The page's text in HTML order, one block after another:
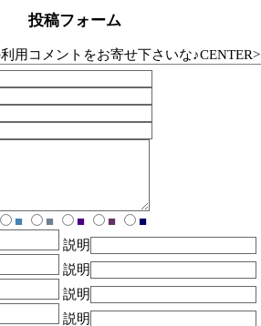
投稿フォーム
用コメントをお寄せ下さいな♪CENTER>
■ ■ ■ ■
■
説明
説明
説明
説明